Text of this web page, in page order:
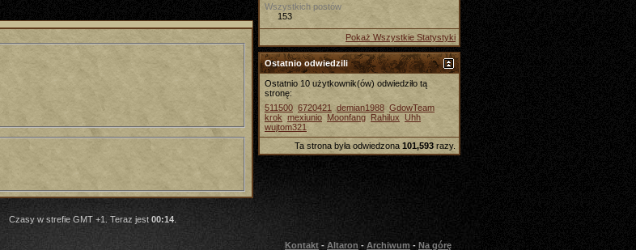
Wszystkich postów
153
Pokaż Wszystkie Statystyki
Ostatnio odwiedzili
Ostatnio 10 użytkownik(ów) odwiedziło tą
stronę:
511500 6720421 demian1988 GdowTeam
krok mexiunio Moonfang Rahilux Uhh
wujtom321
Ta strona była odwiedzona 101,593 razy.
Czasy w strefie GMT +1. Teraz jest00:14.
Kontakt - Altaron - Archiwum - Na górę